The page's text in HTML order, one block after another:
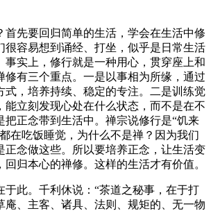
先要回归简单的生活，学会在生活中修
很容易想到诵经、打坐，似乎是日常生活
事实上，修行就是一种用心，贯穿座上和
修有三个重点。一是以事相为所缘，通过
式，培养持续、稳定的专注。二是训练觉
能立刻发现心处在什么状态，而不是在不
把正念带到生活中。禅宗说修行是“饥来
在吃饭睡觉，为什么不是禅？因为我们
正念做这些。所以要培养正念，让生活变
回归本心的禅修。这样的生活才有价值。
此。千利休说：“茶道之秘事，在于打
庵、主客、诸具、法则、规矩的、无一物